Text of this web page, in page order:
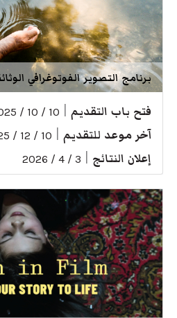
برنامج التصوير الفوتوغرافي
فتح باب التقديم 10 / 10 / 2025
آخر موعد للتقديم 10 / 12 / 2025
إعلان النتائج 3 / 4 / 2026